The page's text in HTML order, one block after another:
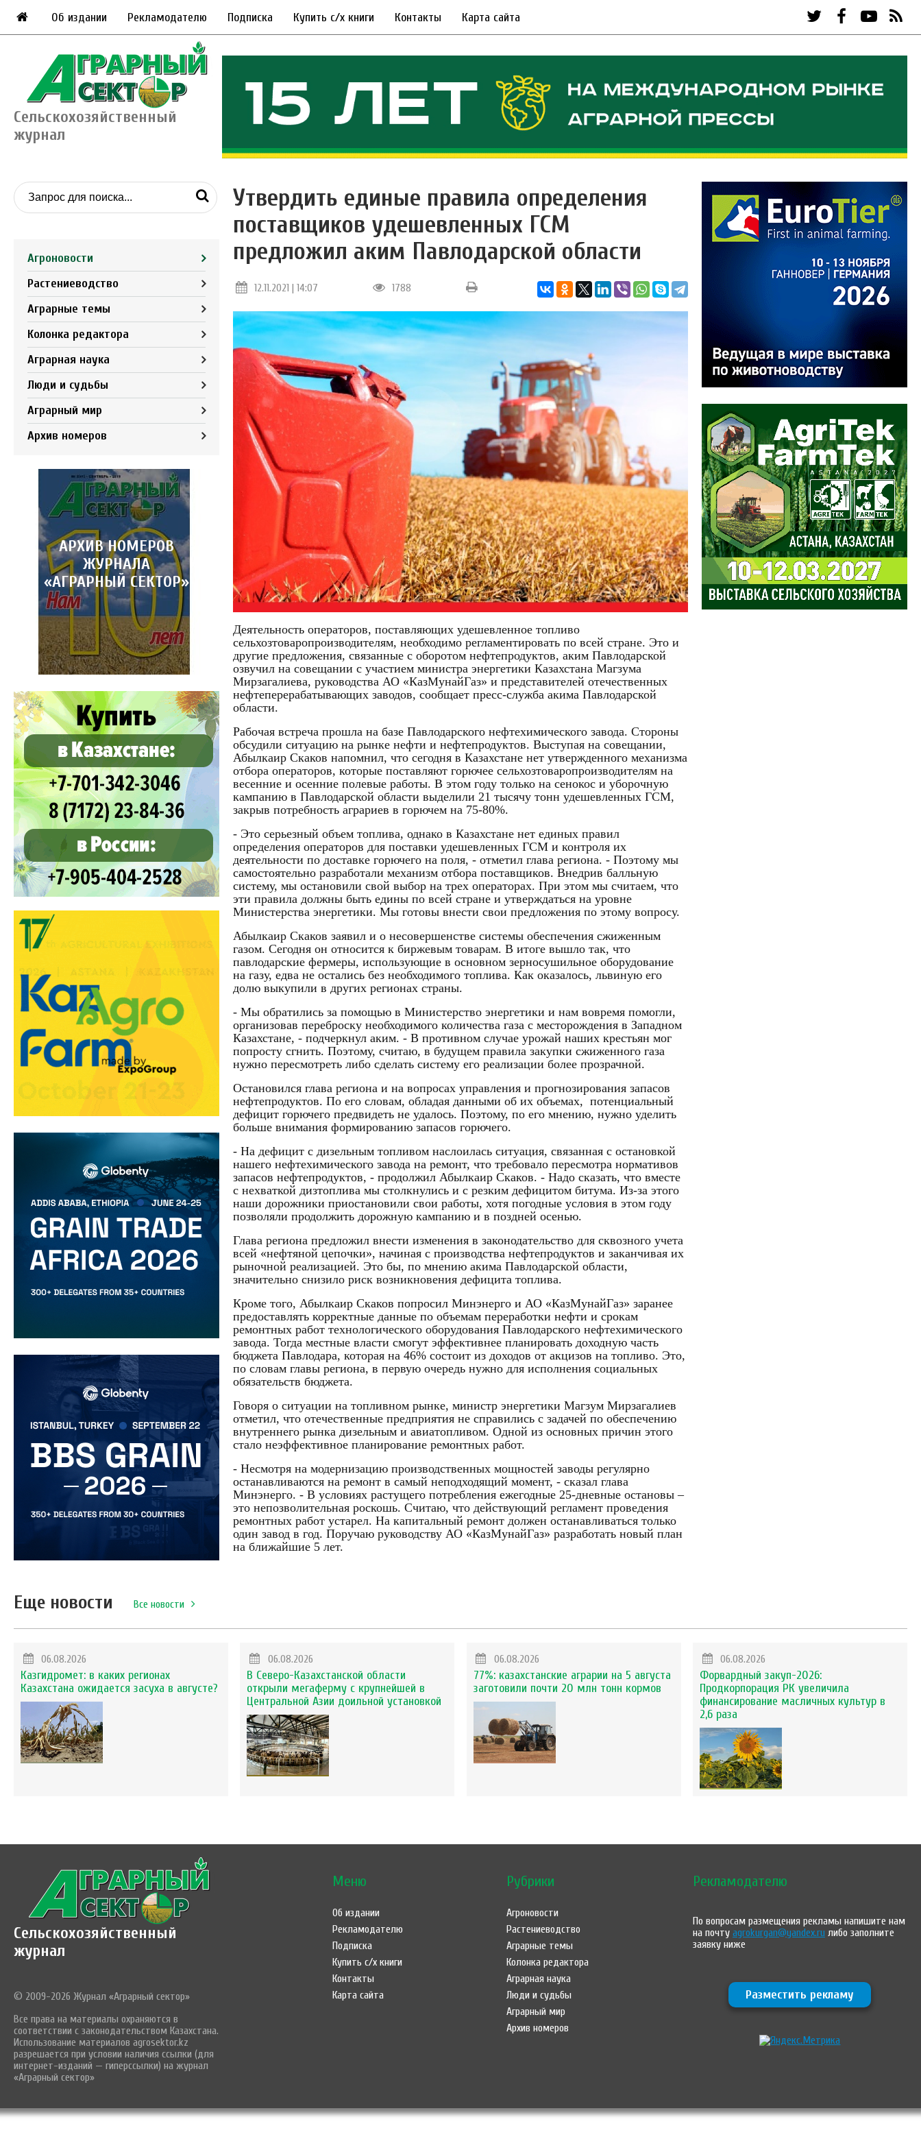
Об издании Рекламодателю Подписка Купить с/х книги Контакты Карта сайта
Сельскохозяйственный
журнал
Агроновости
Растениеводство
Аграрные темы
Колонка редактора
Аграрная наука
Люди и судьбы
Аграрный мир
Архив номеров
АРХИВ НОМЕРОВ
ЖУРНАЛА
«АГРАРНЫЙ СЕКТОР»
Утвердить единые правила определения
поставщиков удешевленных ГСМ
предложил аким Павлодарской области
12.11.2021 | 14:07 1788
Деятельность операторов, поставляющих удешевленное топливо
сельхозтоваропроизводителям, необходимо регламентировать по всей стране. Это и
другие предложения, связанные с оборотом нефтепродуктов, аким Павлодарской
озвучил на совещании с участием министра энергетики Казахстана Магзума
Мирзагалиева, руководства АО «КазМунайГаз» и представителей отечественных
нефтеперерабатывающих заводов, сообщает пресс-служба акима Павлодарской
области.
Рабочая встреча прошла на базе Павлодарского нефтехимического завода. Стороны
обсудили ситуацию на рынке нефти и нефтепродуктов. Выступая на совещании,
Абылкаир Скаков напомнил, что сегодня в Казахстане нет утвержденного механизма
отбора операторов, которые поставляют горючее сельхозтоваропроизводителям на
весенние и осенние полевые работы. В этом году только на сенокос и уборочную
кампанию в Павлодарской области выделили 21 тысячу тонн удешевленных ГСМ,
закрыв потребность аграриев в горючем на 75-80%.
- Это серьезный объем топлива, однако в Казахстане нет единых правил
определения операторов для поставки удешевленных ГСМ и контроля их
деятельности по доставке горючего на поля, - отметил глава региона. - Поэтому мы
самостоятельно разработали механизм отбора поставщиков. Внедрив балльную
систему, мы остановили свой выбор на трех операторах. При этом мы считаем, что
эти правила должны быть едины по всей стране и утверждаться на уровне
Министерства энергетики. Мы готовы внести свои предложения по этому вопросу.
Абылкаир Скаков заявил и о несовершенстве системы обеспечения сжиженным
газом. Сегодня он относится к биржевым товарам. В итоге вышло так, что
павлодарские фермеры, использующие в основном зерносушильное оборудование
на газу, едва не остались без необходимого топлива. Как оказалось, львиную его
долю выкупили в других регионах страны.
- Мы обратились за помощью в Министерство энергетики и нам вовремя помогли,
организовав переброску необходимого количества газа с месторождения в Западном
Казахстане, - подчеркнул аким. - В противном случае урожай наших крестьян мог
попросту сгнить. Поэтому, считаю, в будущем правила закупки сжиженного газа
нужно пересмотреть либо сделать систему его реализации более прозрачной.
Остановился глава региона и на вопросах управления и прогнозирования запасов
нефтепродуктов. По его словам, обладая данными об их объемах, потенциальный
дефицит горючего предвидеть не удалось. Поэтому, по его мнению, нужно уделить
больше внимания формированию запасов горючего.
- На дефицит с дизельным топливом наслоилась ситуация, связанная с остановкой
нашего нефтехимического завода на ремонт, что требовало пересмотра нормативов
запасов нефтепродуктов, - продолжил Абылкаир Скаков. - Надо сказать, что вместе
с нехваткой дизтоплива мы столкнулись и с резким дефицитом битума. Из-за этого
наши дорожники приостановили свои работы, хотя погодные условия в этом году
позволяли продолжить дорожную кампанию и в поздней осенью.
Глава региона предложил внести изменения в законодательство для сквозного учета
всей «нефтяной цепочки», начиная с производства нефтепродуктов и заканчивая их
рыночной реализацией. Это бы, по мнению акима Павлодарской области,
значительно снизило риск возникновения дефицита топлива.
Кроме того, Абылкаир Скаков попросил Минэнерго и АО «КазМунайГаз» заранее
предоставлять корректные данные по объемам переработки нефти и срокам
ремонтных работ технологического оборудования Павлодарского нефтехимического
завода. Тогда местные власти смогут эффективнее планировать доходную часть
бюджета Павлодара, которая на 46% состоит из доходов от акцизов на топливо. Это,
по словам главы региона, в первую очередь нужно для исполнения социальных
обязательств бюджета.
Говоря о ситуации на топливном рынке, министр энергетики Магзум Мирзагалиев
отметил, что отечественные предприятия не справились с задачей по обеспечению
внутреннего рынка дизельным и авиатопливом. Одной из основных причин этого
стало неэффективное планирование ремонтных работ.
- Несмотря на модернизацию производственных мощностей заводы регулярно
останавливаются на ремонт в самый неподходящий момент, - сказал глава
Минэнерго. - В условиях растущего потребления ежегодные 25-дневные остановы –
это непозволительная роскошь. Считаю, что действующий регламент проведения
ремонтных работ устарел. На капитальный ремонт должен останавливаться только
один завод в год. Поручаю руководству АО «КазМунайГаз» разработать новый план
на ближайшие 5 лет.
Еще новости Все новости
06.08.2026
Казгидромет: в каких регионах
Казахстана ожидается засуха в августе?
06.08.2026
В Северо-Казахстанской области
открыли мегаферму с крупнейшей в
Центральной Азии доильной установкой
06.08.2026
77%: казахстанские аграрии на 5 августа
заготовили почти 20 млн тонн кормов
06.08.2026
Форвардный закуп-2026:
Продкорпорация РК увеличила
финансирование масличных культур в
2,6 раза
Сельскохозяйственный
журнал
© 2009-2026 Журнал «Аграрный сектор»
Все права на материалы охраняются в
соответствии с законодательством Казахстана.
Использование материалов agrosektor.kz
разрешается при условии наличия ссылки (для
интернет-изданий — гиперссылки) на журнал
«Аграрный сектор»
Меню
Об издании
Рекламодателю
Подписка
Купить с/х книги
Контакты
Карта сайта
Рубрики
Агроновости
Растениеводство
Аграрные темы
Колонка редактора
Аграрная наука
Люди и судьбы
Аграрный мир
Архив номеров
Рекламодателю
По вопросам размещения рекламы напишите нам
на почтуagrokurgan@yandex.ru либо заполните
заявку ниже
Разместить рекламу